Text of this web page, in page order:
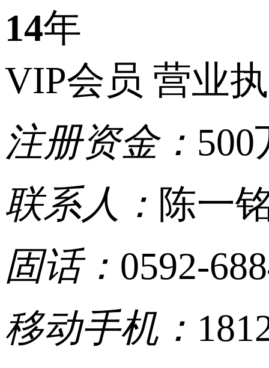
14年
VIP会员 营业
注册资金： 500
联系人： 陈一
固话： 0592-
移动手机：